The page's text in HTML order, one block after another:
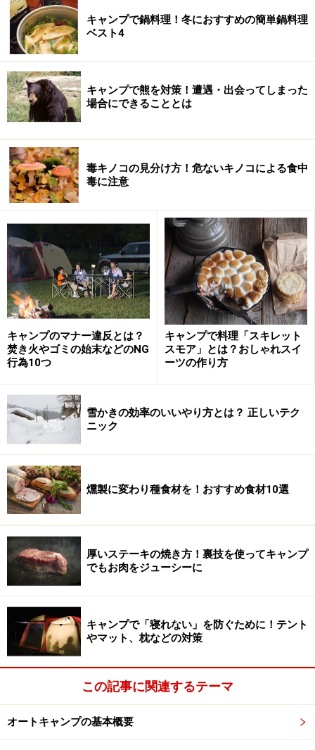
里」という温泉施設もあります。
■オートキャンプ場とまろっと
住所：高知県四万十市下田3548
電話：0880-33-0101
料金：オートサイト4000円、テンガローサイト4500円、
キャビンサイト1万円
営業時間：チェックイン15:00～、チェックアウト～
13:00
定休日：無休
URL：http://www.tomarotto.com/
※データは記事公開時点の情報です。
※記事内容は執筆時点のものです。最新の内容をご確認くださ
い。
【編集部おすすめの購入サイト】
Amazonでオートキャンプ関連の商品をチェック！
楽天市場でオートキャンプ関連の商品をチェッ
ク！
キャンプで鍋料理！冬におすすめの簡単鍋料理
ベスト4
キャンプで熊を対策！遭遇・出会ってしまった
場合にできることとは
毒キノコの見分け方！危ないキノコによる食中
毒に注意
キャンプのマナー違反とは？
焚き火やゴミの始末などのNG
行為10つ
キャンプで料理「スキレット
スモア」とは？おしゃれスイ
ーツの作り方
雪かきの効率のいいやり方とは？ 正しいテク
ニック
燻製に変わり種食材を！おすすめ食材10選
厚いステーキの焼き方！裏技を使ってキャンプ
でもお肉をジューシーに
キャンプで「寝れない」を防ぐために！テント
やマット、枕などの対策
この記事に関連するテーマ
オートキャンプの基本概要